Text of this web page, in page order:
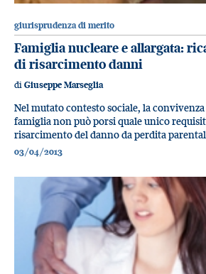
giurisprudenza di merito
Famiglia nucleare e allargata:
di risarcimento danni
di Giuseppe Marseglia
Nel mutato contesto sociale, la
famiglia non può porsi quale unico
risarcimento del danno da perdita
03/04/2013